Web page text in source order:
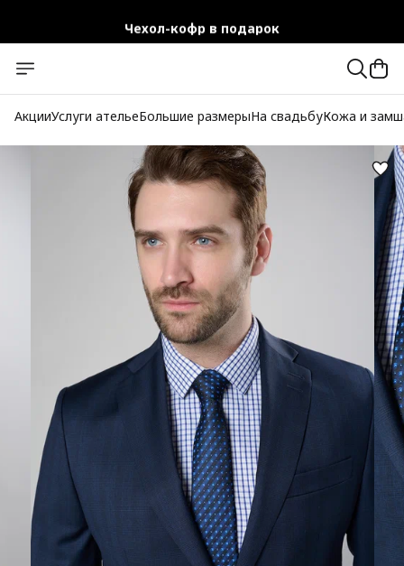
Чехол-кофр в подарок
Бесплатная доставка при заказе от 10 000 руб.
АкцииУслуги ательеБольшие размерыНа свадьбуКожа и